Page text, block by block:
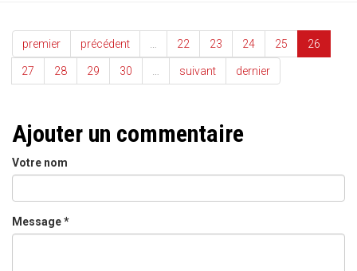
premier précédent 22 23 24 25 26
27 28 29 30 suivant dernier
Ajouter un commentaire
Votre nom
Message*